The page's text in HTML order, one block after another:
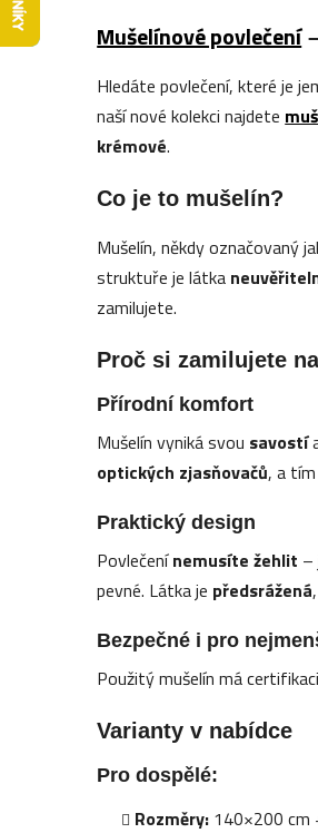
Mušelínové povlečení
Hledáte povlečení, které je
naší nové kolekci najdete
krémové.
Co je to mušelín?
Mušelín, někdy označovaný
struktuře je látka
zamilujete.
Proč si zamilujete
Přírodní komfort
Mušelín vyniká svou savostí
optických zjasňovačů, a
Praktický design
Povlečenínemusíte žehlit –
pevné. Látka je předsrážená
Bezpečné i pro
Použitý mušelín má certifikaci
Varianty v nabídce
Pro dospělé:
Rozměry: 140×200 cm